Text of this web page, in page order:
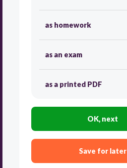
15
Awalan, isi, dan akhiran
Kata pengantar, inti, dan kesimpulan
Pendahuluan, isi, dan penutup
as homework
as an exam
as a printed PDF
OK, next
Save for later